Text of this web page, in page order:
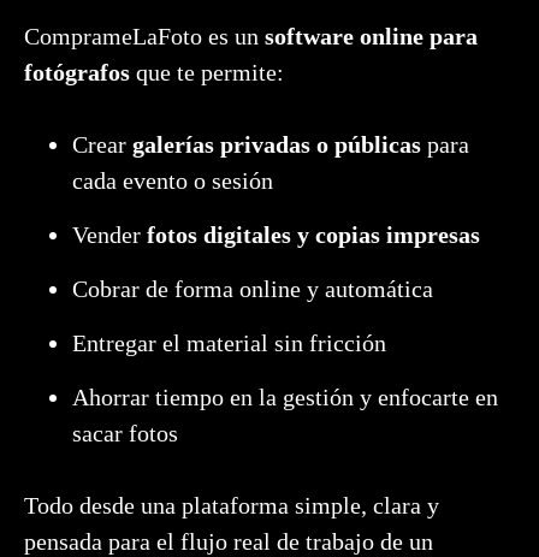
ComprameLaFoto es un software online para
fotógrafos que te permite:
Crear galerías privadas o públicas para
cada evento o sesión
Vender fotos digitales y copias impresas
Cobrar de forma online y automática
Entregar el material sin fricción
Ahorrar tiempo en la gestión y enfocarte en
sacar fotos
Todo desde una plataforma simple, clara y
pensada para el flujo real de trabajo de un